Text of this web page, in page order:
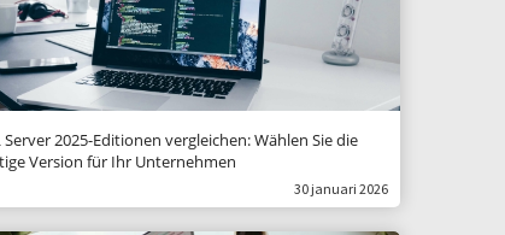
Server 2025-Editionen vergleichen: Wählen Sie die
Version für Ihr Unternehmen
30 januari 2026